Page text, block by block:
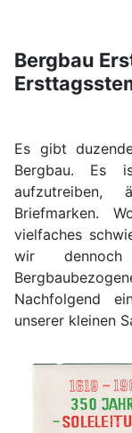
Bergbau
Es gibt
Bergbau. Es
Briefmarken.
vielfaches
wir
Nachfolgend
unserer kleinen